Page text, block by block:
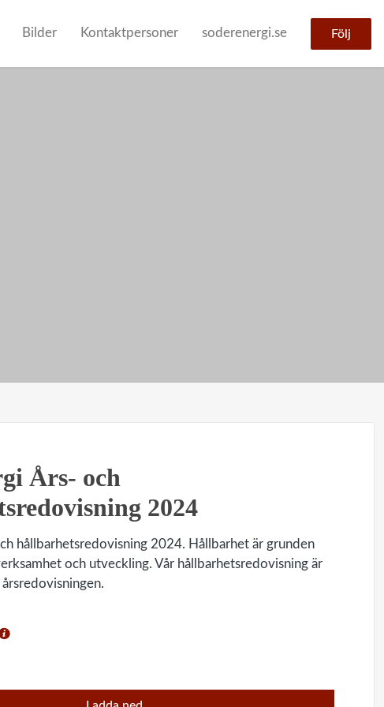
Bilder Kontaktpersoner soderenergi.se Följ
Års- och
2024
hållbarhetsredovisning 2024. Hållbarhet är grunden
och utveckling. Vår hållbarhetsredovisning är